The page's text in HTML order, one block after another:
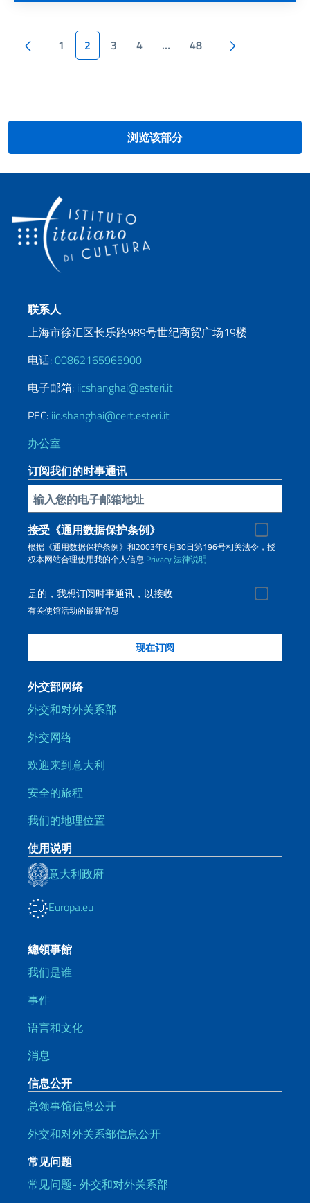
分页 上一页
1 2 3 4 … 48
浏览该部分
页脚部分
联系人
上海市徐汇区长乐路989号世纪商贸广场19楼
电话:00862165965900
电子邮箱: iicshanghai@esteri.it
PEC: iic.shanghai@cert.esteri.it
办公室
订阅我们的时事通讯
插入你的電子郵件
接受《通用数据保护条例》
根据《通用数据保护条例》和2003年6月30日第196号相关法令，授
权本网站合理使用我的个人信息 Privacy法律说明
是的，我想订阅时事通讯，以接收
有关使馆活动的最新信息
外交部网络
外交和对外关系部
外交网络
欢迎来到意大利
安全的旅程
我们的地理位置
使用说明
意大利政府
Europa.eu
總領事館
我们是谁
事件
语言和文化
消息
信息公开
总领事馆信息公开
外交和对外关系部信息公开
常见问题
常见问题- 外交和对外关系部